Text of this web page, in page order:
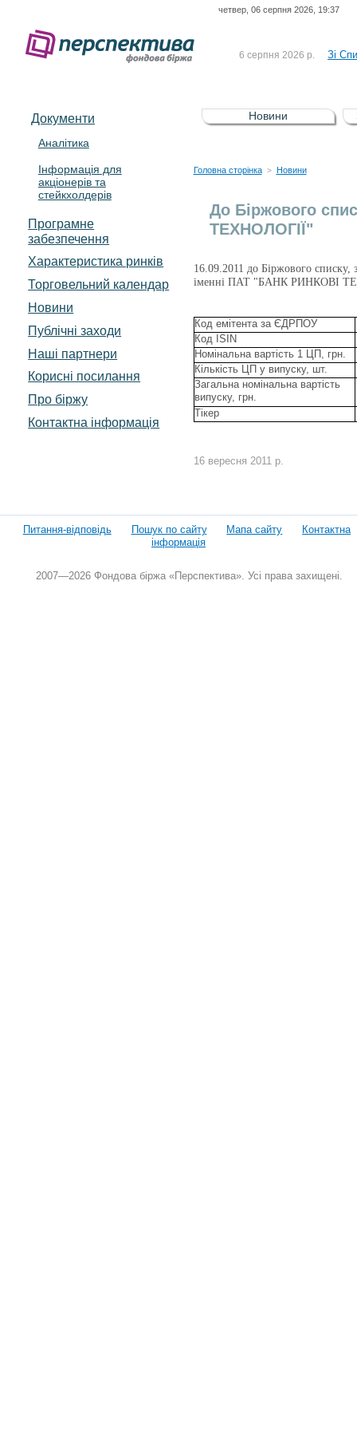
четвер, 06 серпня 2026, 19:37
6 серпня 2026 р. Зі
5 серпня 2026 р.
Зі
UA4000232607)
4 серпня 2026 р.
Документи
Аналітика
Інформація для
акціонерів та
стейкхолдерів
Програмне
забезпечення
Характеристика pинків
Торговельний календар
Новини
Публічні заходи
Наші партнери
Корисні посилання
Про біржу
Контактна інформація
Новини
Головна сторінка > Новини
До Біржового
ТЕХНОЛОГІЇ"
16.09.2011 до Біржового списку,
іменні ПАТ "БАНК РИНКОВІ
Код емітента за ЄДРПОУ
Код ISIN
Номінальна вартість 1 ЦП, грн.
Кількість ЦП у випуску, шт.
Загальна номінальна вартість
випуску, грн.
Тікер
16 вересня 2011 р.
Питання-відповідь Пошук по сайту Мапа сайту
Контактна
інформація
2007—2026 Фондова біржа «Перспектива». Усі права захищені.